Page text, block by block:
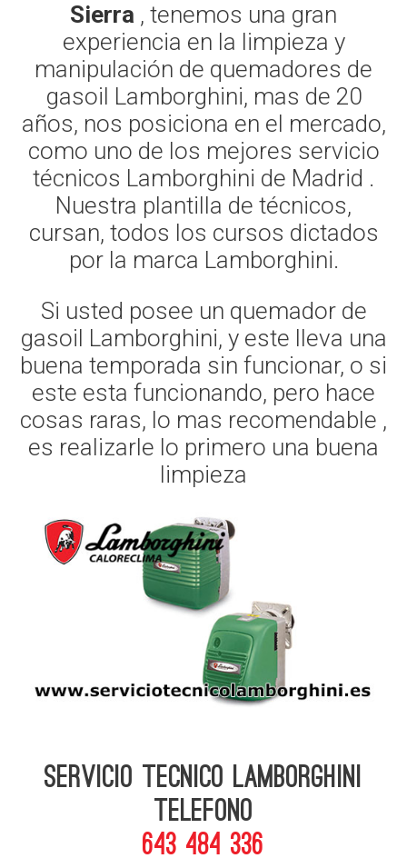
Sierra , tenemos una gran
experiencia en la limpieza y
manipulación de quemadores de
gasoil Lamborghini, mas de 20
años, nos posiciona en el mercado,
como uno de los mejores servicio
técnicos Lamborghini de Madrid .
Nuestra plantilla de técnicos,
cursan, todos los cursos dictados
por la marca Lamborghini.
Si usted posee un quemador de
gasoil Lamborghini, y este lleva una
buena temporada sin funcionar, o si
este esta funcionando, pero hace
cosas raras, lo mas recomendable ,
es realizarle lo primero una buena
limpieza
Servicio Tecnico Lamborghini
telefono
643 484 336